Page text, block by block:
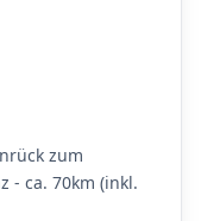
zum
- ca. 70km (inkl.